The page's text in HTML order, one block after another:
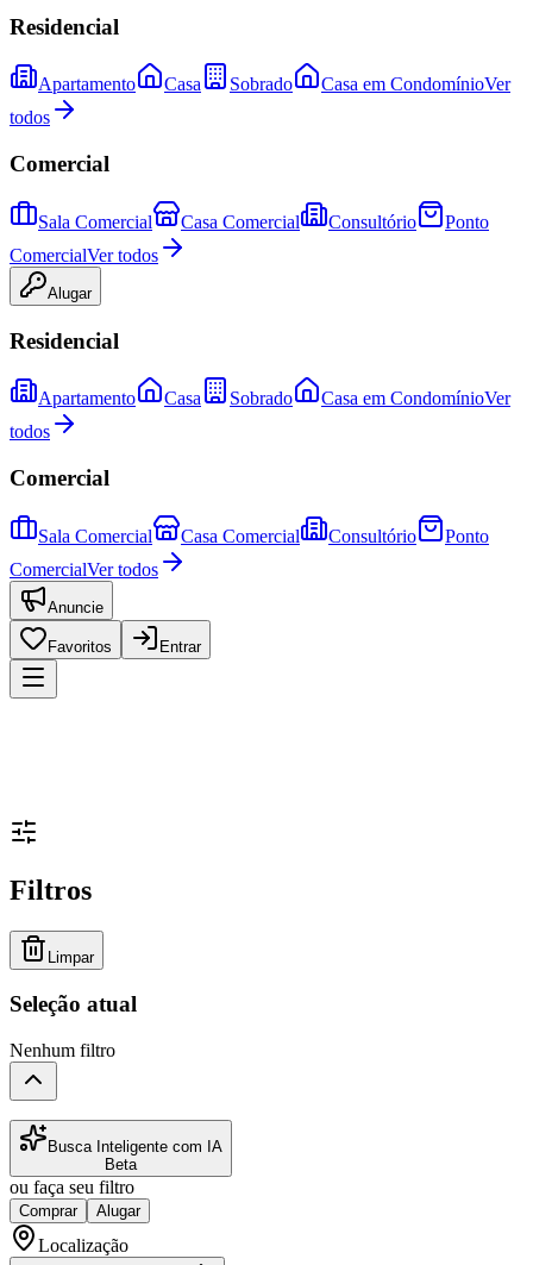
Residencial
Apartamento Casa Sobrado Casa em CondomínioVer
todos
Comercial
Sala Comercial Casa Comercial Consultório
Ponto
ComercialVer todos
Alugar
Residencial
Apartamento Casa Sobrado Casa em CondomínioVer
todos
Comercial
Sala Comercial Casa Comercial Consultório
Ponto
ComercialVer todos
Anuncie
Favoritos Entrar
Filtros
Limpar
Seleção atual
Nenhum filtro
Busca Inteligente com IA
Beta
ou faça seu filtro
Comprar Alugar
Localização